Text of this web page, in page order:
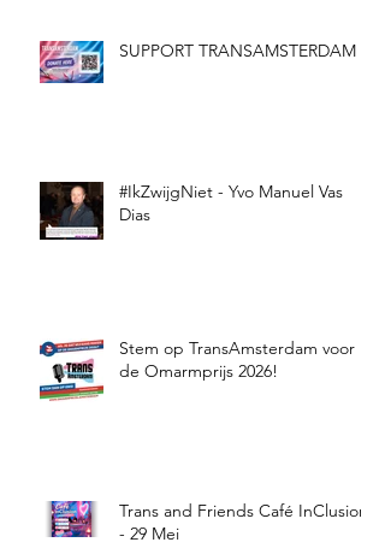
SUPPORT TRANSAMSTERDAM
#IkZwijgNiet - Yvo Manuel Vas
Dias
Stem op TransAmsterdam voor
de Omarmprijs 2026!
Trans and Friends Café InClusion
- 29 Mei